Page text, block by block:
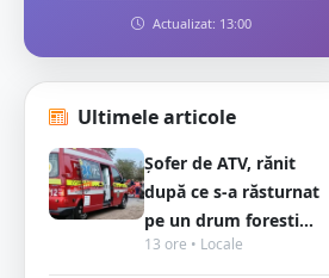
Actualizat: 13:00
Ultimele articole
Șofer de ATV, rănit
după ce s-a răsturnat
pe un drum foresti...
13 ore • Locale